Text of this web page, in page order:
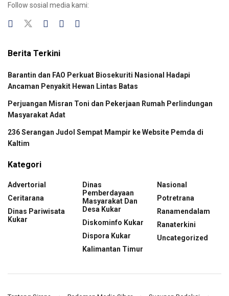
Follow sosial media kami:
Berita Terkini
Barantin dan FAO Perkuat Biosekuriti Nasional Hadapi
Ancaman Penyakit Hewan Lintas Batas
Perjuangan Misran Toni dan Pekerjaan Rumah Perlindungan
Masyarakat Adat
236 Serangan Judol Sempat Mampir ke Website Pemda di
Kaltim
Kategori
Advertorial
Ceritarana
Dinas Pariwisata
Kukar
Dinas
Pemberdayaan
Masyarakat Dan
Desa Kukar
Diskominfo Kukar
Dispora Kukar
Kalimantan Timur
Nasional
Potretrana
Ranamendalam
Ranaterkini
Uncategorized